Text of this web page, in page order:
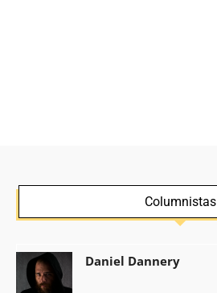
Columnistas
Daniel Dannery